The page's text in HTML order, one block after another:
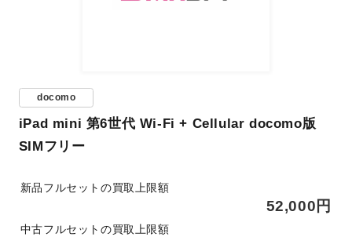
docomo
iPad mini 第6世代 Wi-Fi + Cellular docomo版
SIMフリー
新品フルセットの買取上限額
52,000円
中古フルセットの買取上限額